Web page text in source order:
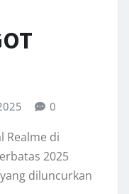
0
Realme di
2025
diluncurkan